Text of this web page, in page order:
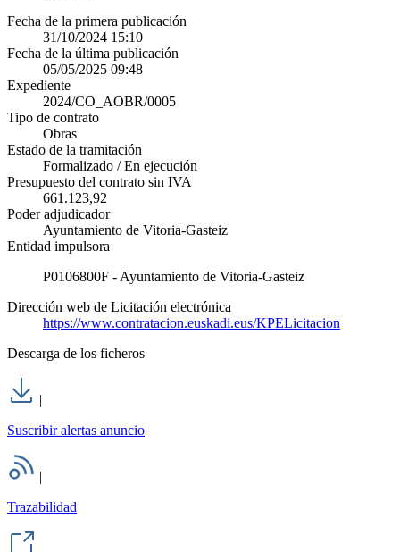
Fecha de la primera publicación
31/10/2024 15:10
Fecha de la última publicación
05/05/2025 09:48
Expediente
2024/CO_AOBR/0005
Tipo de contrato
Obras
Estado de la tramitación
Formalizado / En ejecución
Presupuesto del contrato sin IVA
661.123,92
Poder adjudicador
Ayuntamiento de Vitoria-Gasteiz
Entidad impulsora
P0106800F - Ayuntamiento de Vitoria-Gasteiz
Dirección web de Licitación electrónica
https://www.contratacion.euskadi.eus/KPELicitacion
Descarga de los ficheros
|
Suscribir alertas anuncio
|
Trazabilidad